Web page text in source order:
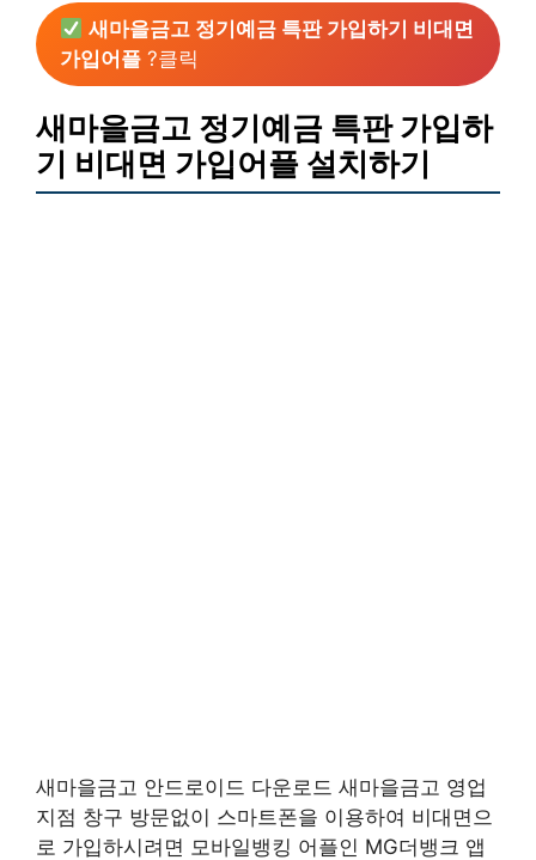
새마을금고 정기예금 특판 가입하기 비대면
가입어플 ?클릭
새마을금고 정기예금 특판 가입하
기 비대면 가입어플 설치하기
새마을금고 안드로이드 다운로드 새마을금고 영업
지점 창구 방문없이 스마트폰을 이용하여 비대면으
로 가입하시려면 모바일뱅킹 어플인 MG더뱅크 앱